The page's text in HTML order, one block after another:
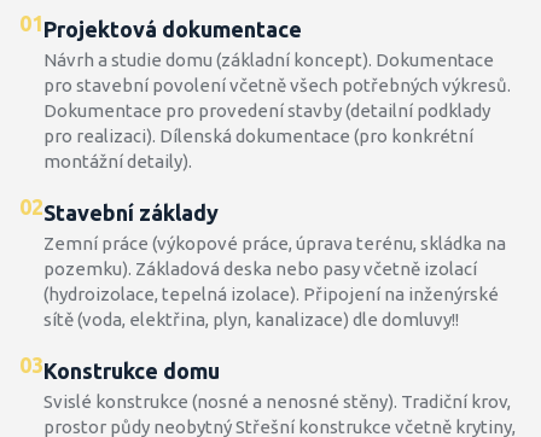
01Projektová dokumentace
Návrh a studie domu (základní koncept). Dokumentace
pro stavební povolení včetně všech potřebných výkresů.
Dokumentace pro provedení stavby (detailní podklady
pro realizaci). Dílenská dokumentace (pro konkrétní
montážní detaily).
02Stavební základy
Zemní práce (výkopové práce, úprava terénu, skládka na
pozemku). Základová deska nebo pasy včetně izolací
(hydroizolace, tepelná izolace). Připojení na inženýrské
sítě (voda, elektřina, plyn, kanalizace) dle domluvy!!
03Konstrukce domu
Svislé konstrukce (nosné a nenosné stěny). Tradiční krov,
prostor půdy neobytný Střešní konstrukce včetně krytiny,